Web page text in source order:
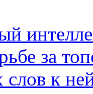
за
слов к